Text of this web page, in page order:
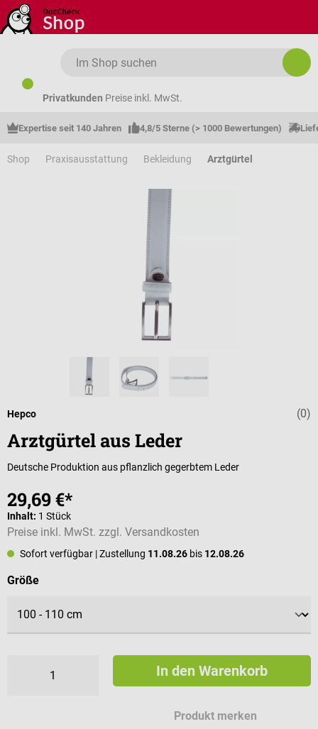
Zum Hauptinhalt springen
Privatkunden Preise inkl. MwSt.
Expertise seit 140 Jahren 4,8/5 Sterne (> 1000 Bewertungen)
Shop Praxisausstattung Bekleidung Arztgürtel
(0)
Hepco
Arztgürtel aus Leder
Deutsche Produktion aus pflanzlich gegerbtem Leder
29,69 €*
Inhalt: 1 Stück
Preise inkl. MwSt. zzgl. Versandkosten
Sofort verfügbar | Zustellung 11.08.26 bis 12.08.26
Größeauswählen
In den Warenkorb
Produkt merken